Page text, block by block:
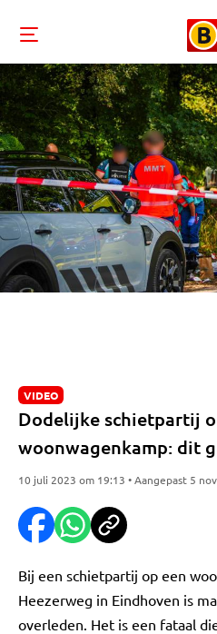
VIDEO
Dodelijke schietpartij
woonwagenkamp: dit
10 juli 2023 om 19:13 • Aangepast 5
Bij een schietpartij op een
Heezerweg in Eindhoven is
overleden. Het is een fataal